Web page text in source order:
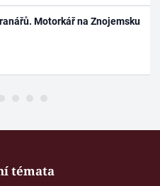
Motorkář na Znojemsku
témata